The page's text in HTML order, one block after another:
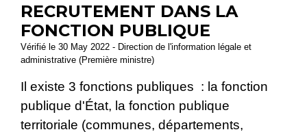
RECRUTEMENT DANS LA
FONCTION PUBLIQUE
Vérifié le 30 May 2022 - Direction de l'information légale et
administrative (Première ministre)
Il existe 3 fonctions publiques : la fonction
publique d'État, la fonction publique
territoriale (communes, départements,